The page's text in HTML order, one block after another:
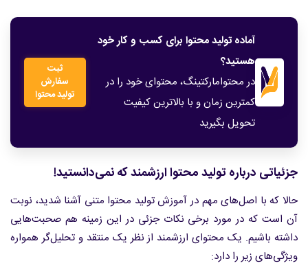
آماده تولید محتوا برای کسب و کار خود
هستید؟
در محتوامارکتینگ، محتوای خود را در
کمترین زمان و با بالاترین کیفیت
تحویل بگیرید
ثبت
سفارش
تولید محتوا
جزئیاتی درباره تولید محتوا ارزشمند که نمی‌دانستید!
حالا که با اصل‌‌های مهم در آموزش تولید محتوا متنی آشنا شدید، نوبت
آن است که در مورد برخی نکات جزئی در این زمینه هم صحبت‌هایی
داشته باشیم. یک محتوای ارزشمند از نظر یک منتقد و تحلیل‌گر همواره
ویژگی‌های زیر را دارد: